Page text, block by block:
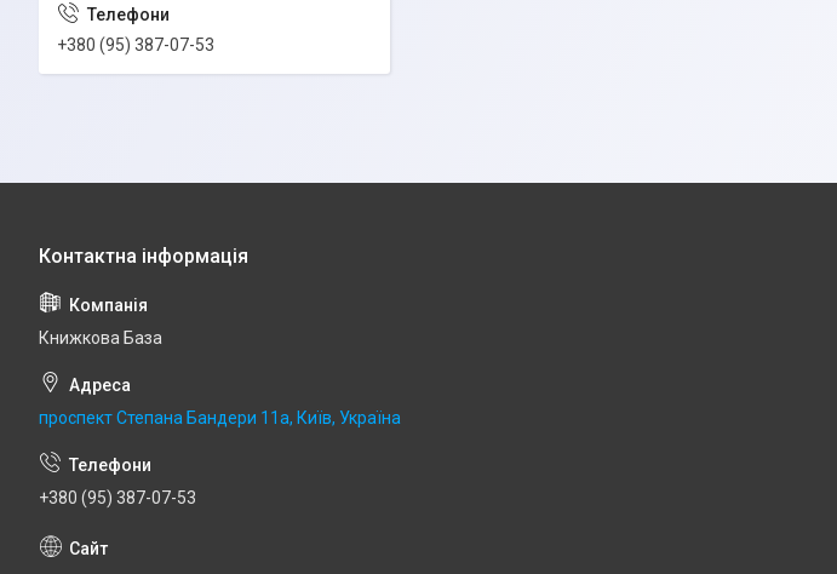
+380 (95) 387-07-53
Книжкова База
проспект Степана Бандери 11а, Київ, Україна
+380 (95) 387-07-53